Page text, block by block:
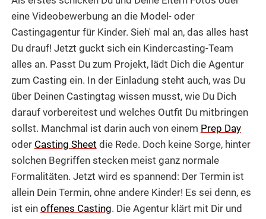
eine Videobewerbung an die Model- oder
Castingagentur für Kinder. Sieh' mal an, das alles hast
Du drauf! Jetzt guckt sich ein Kindercasting-Team
alles an. Passt Du zum Projekt, lädt Dich die Agentur
zum Casting ein. In der Einladung steht auch, was Du
über Deinen Castingtag wissen musst, wie Du Dich
darauf vorbereitest und welches Outfit Du mitbringen
sollst. Manchmal ist darin auch von einem Prep Day
oder Casting Sheet die Rede. Doch keine Sorge, hinter
solchen Begriffen stecken meist ganz normale
Formalitäten. Jetzt wird es spannend: Der Termin ist
allein Dein Termin, ohne andere Kinder! Es sei denn, es
ist ein offenes Casting. Die Agentur klärt mit Dir und